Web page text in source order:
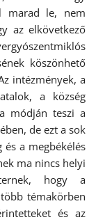
marad le, nem
az elkövetkező
köszönhető
intézmények, a
a község
módján teszi a
de ezt a sok
és a megbékélés
ma nincs helyi
hogy a
témakörben
és az